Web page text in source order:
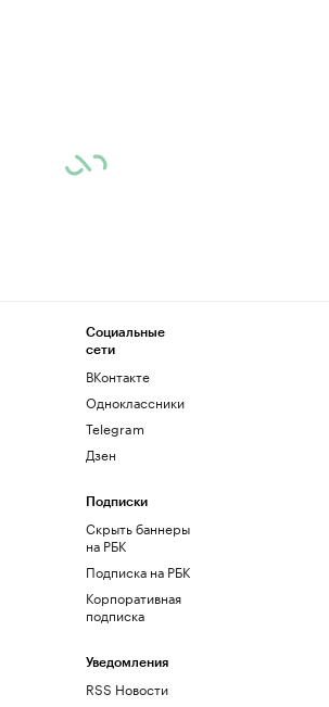
Социальные
сети
ВКонтакте
Одноклассники
Telegram
Дзен
Подписки
Скрыть баннеры
на РБК
Подписка на РБК
Корпоративная
подписка
Уведомления
RSS Новости